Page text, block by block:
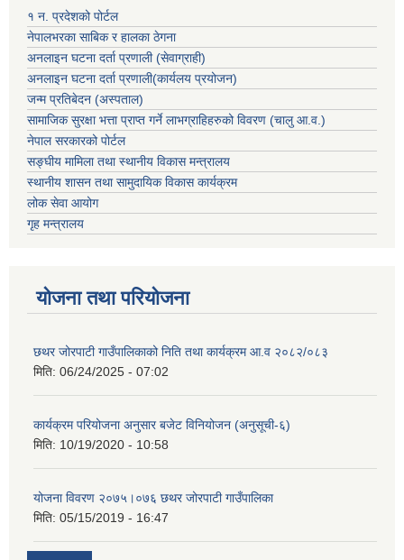
१ न. प्रदेशको पोर्टल
नेपालभरका साबिक र हालका ठेगना
अनलाइन घटना दर्ता प्रणाली (सेवाग्राही)
अनलाइन घटना दर्ता प्रणाली(कार्यलय प्रयोजन)
जन्म प्रतिबेदन (अस्पताल)
सामाजिक सुरक्षा भत्ता प्राप्त गर्ने लाभग्राहिहरुको विवरण (चालु आ.व.)
नेपाल सरकारको पोर्टल
सङ्घीय मामिला तथा स्थानीय विकास मन्त्रालय
स्थानीय शासन तथा सामुदायिक विकास कार्यक्रम
लोक सेवा आयोग
गृह मन्त्रालय
योजना तथा परियोजना
छथर जोरपाटी गाउँपालिकाको निति तथा कार्यक्रम आ.व २०८२/०८३
मिति: 06/24/2025 - 07:02
कार्यक्रम परियोजना अनुसार बजेट विनियोजन (अनुसूची-६)
मिति: 10/19/2020 - 10:58
योजना विवरण २०७५।०७६ छथर जोरपाटी गाउँपालिका
मिति: 05/15/2019 - 16:47